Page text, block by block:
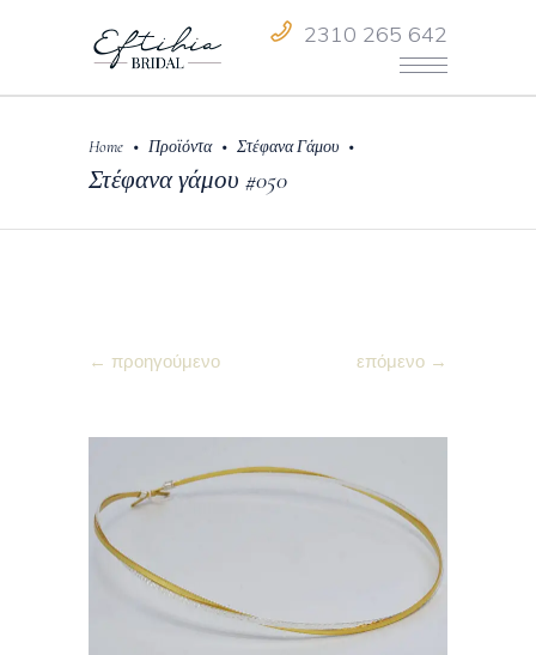
2310 265 642
Home • Προϊόντα• Στέφανα Γάμου •
Στέφανα γάμου #050
← προηγούμενο επόμενο →